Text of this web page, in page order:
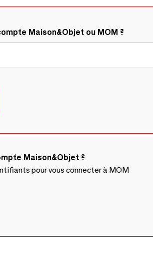
Maison&Objet ou MOM ?
Maison&Objet ?
pour vous connecter à MOM